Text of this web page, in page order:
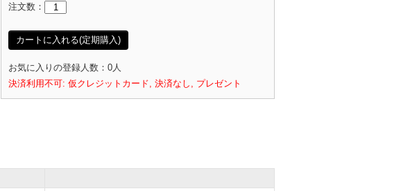
注文数：
カートに入れる(定期購入)
お気に入りの登録人数：0人
決済利用不可: 仮クレジットカード, 決済なし, プレゼント